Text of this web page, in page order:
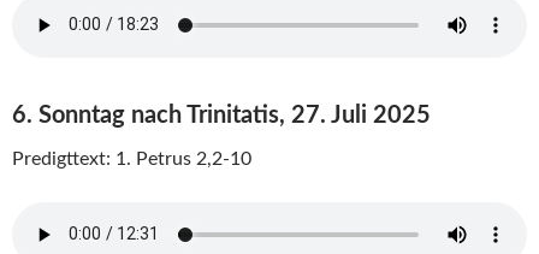
6. Sonntag nach Trinitatis, 27. Juli 2025
Predigttext: 1. Petrus 2,2-10